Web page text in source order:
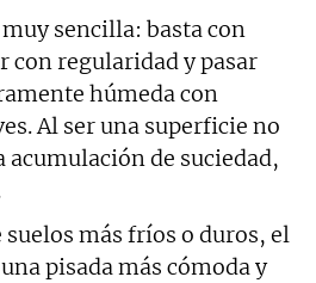
sencilla: basta con
con regularidad y pasar
húmeda con
Al ser una superficie no
acumulación de suciedad,
más fríos o duros, el
pisada más cómoda y